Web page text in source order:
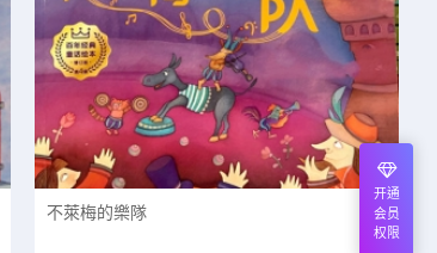
不萊梅的樂隊
开通
会员
权限